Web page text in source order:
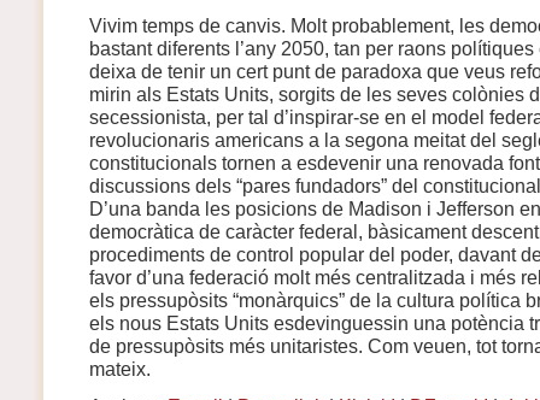
Vivim temps de canvis. Molt probablement, les
bastant diferents l’any 2050, tan per raons
deixa de tenir un cert punt de paradoxa que veus
mirin als Estats Units, sorgits de les seves colònies
secessionista, per tal d’inspirar-se en el model
revolucionaris americans a la segona meitat del
constitucionals tornen a esdevenir una renovada
discussions dels “pares fundadors” del
D’una banda les posicions de Madison i Jefferson
democràtica de caràcter federal, bàsicament
procediments de control popular del poder, davant
favor d’una federació molt més centralitzada i més
els pressupòsits “monàrquics” de la cultura política
els nous Estats Units esdevinguessin una potència
de pressupòsits més unitaristes. Com veuen, tot
mateix.